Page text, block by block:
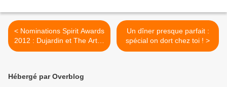
< Nominations Spirit Awards
2012 : Dujardin et The Artist
en course !
Un dîner presque parfait :
spécial on dort chez toi ! >
Hébergé par Overblog